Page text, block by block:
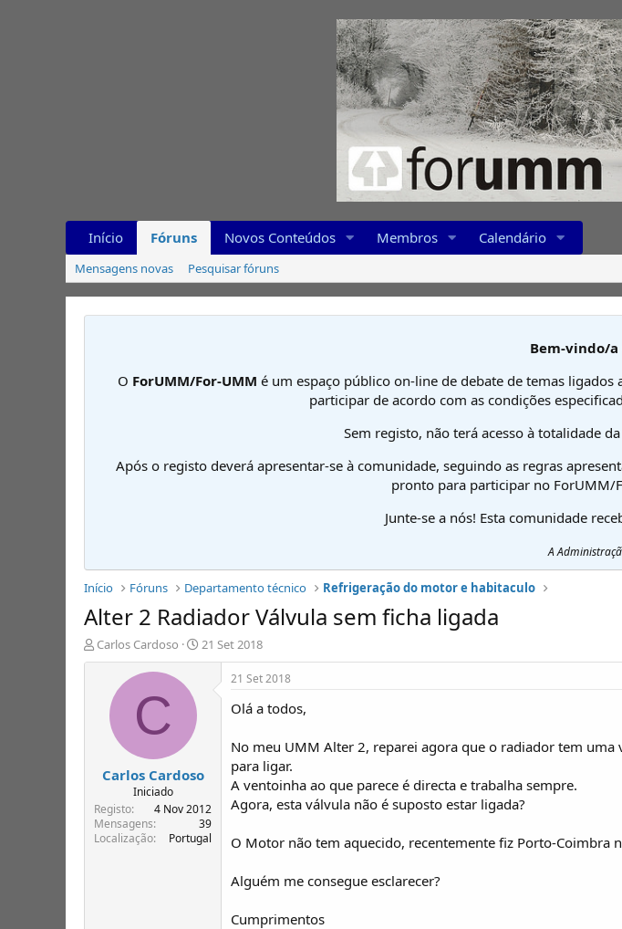
Início Fóruns Novos Conteúdos Membros Calendário
Mensagens novas Pesquisar fóruns
Bem-vindo/
O ForUMM/For-UMM é um espaço público on-line de debate de temas
participar de acordo com as condições
Sem registo, não terá acesso à totalidade
Após o registo deverá apresentar-se à comunidade, seguindo as regras
pronto para participar no ForUMM/
Junte-se a nós! Esta comunidade
A
Início Fóruns Departamento técnico Refrigeração do motor e habitaculo
Alter 2 Radiador Válvula sem ficha ligada
I
n
e
T
ó
Carlos Cardoso
D
a
í
i
o
21 Set 2018
C
Carlos Cardoso
Iniciado
Registo
4 Nov 2012
Mensagens
39
Localização
Portugal
21 Set 2018
Olá a todos,
No meu UMM Alter 2, reparei agora que o radiador tem
para ligar.
A ventoinha ao que parece é directa e trabalha sempre.
Agora, esta válvula não é suposto estar ligada?
O Motor não tem aquecido, recentemente fiz Porto-Coimbra
Alguém me consegue esclarecer?
Cumprimentos